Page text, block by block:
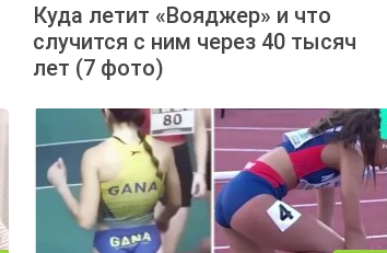
Куда летит «Вояджер» и что
случится с ним через 40 тысяч
лет (7 фото)